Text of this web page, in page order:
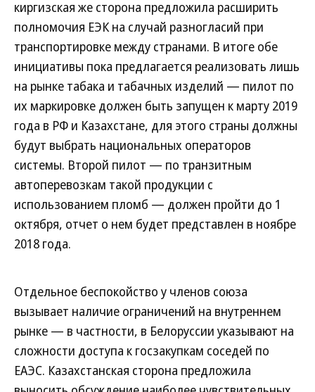
киргизская же сторона предложила расширить
полномочия ЕЭК на случай разногласий при
транспортировке между странами. В итоге обе
инициативы пока предлагается реализовать лишь
на рынке табака и табачных изделий — пилот по
их маркировке должен быть запущен к марту 2019
года в РФ и Казахстане, для этого страны должны
будут выбрать национальных операторов
системы. Второй пилот — по транзитным
автоперевозкам такой продукции с
использованием пломб — должен пройти до 1
октября, отчет о нем будет представлен в ноябре
2018 года.
Отдельное беспокойство у членов союза
вызывает наличие ограничений на внутреннем
рынке — в частности, в Белоруссии указывают на
сложности доступа к госзакупкам соседей по
ЕАЭС. Казахстанская сторона предложила